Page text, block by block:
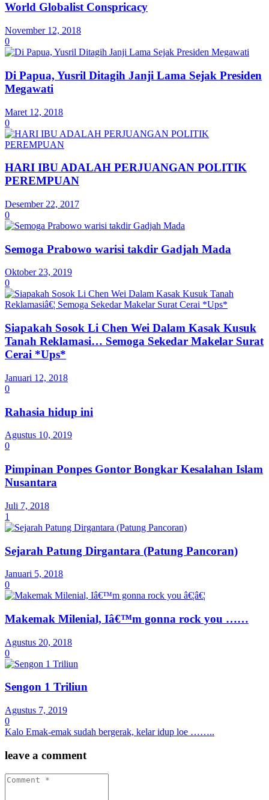
World Globalist Conspricacy
November 12, 2018
0
Di Papua, Yusril Ditagih Janji Lama Sejak Presiden
Megawati
Maret 12, 2018
0
HARI IBU ADALAH PERJUANGAN POLITIK
PEREMPUAN
Desember 22, 2017
0
Semoga Prabowo warisi takdir Gadjah Mada
Oktober 23, 2019
0
Siapakah Sosok Li Chen Wei Dalam Kasak Kusuk
Tanah Reklamasi… Semoga Sekedar Makelar Surat
Cerai *Ups*
Januari 12, 2018
0
Rahasia hidup ini
Agustus 10, 2019
0
Pimpinan Ponpes Gontor Bongkar Kesalahan Islam
Nusantara
Juli 7, 2018
1
Sejarah Patung Dirgantara (Patung Pancoran)
Januari 5, 2018
0
Makemak Milenial, Iâ€™m gonna rock you ……
Agustus 20, 2018
0
Sengon 1 Triliun
Agustus 7, 2019
0
Kalo Emak-emak sudah bergerak, kelar idup loe ……..
leave a comment